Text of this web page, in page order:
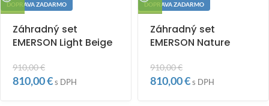
DOPRAVA ZADARMO
Záhradný set
EMERSON Light Beige
910,00€
810,00€s DPH
DOPRAVA ZADARMO
Záhradný set
EMERSON Nature
910,00€
810,00€s DPH